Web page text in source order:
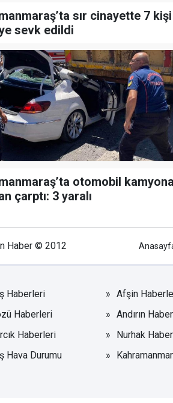
sır cinayette 7 kişi
sevk edildi
otomobil kamyona
çarptı: 3 yaralı
Haber © 2012
Haberleri Afşin
Haberleri
Andırın
Haberleri
Nurhak
Hava Durumu